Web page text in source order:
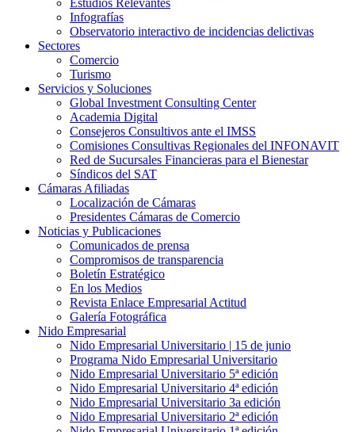
Estudios Relevantes
Infografías
Observatorio interactivo de incidencias delictivas
Sectores
Comercio
Turismo
Servicios y Soluciones
Global Investment Consulting Center
Academia Digital
Consejeros Consultivos ante el IMSS
Comisiones Consultivas Regionales del INFONAVIT
Red de Sucursales Financieras para el Bienestar
Síndicos del SAT
Cámaras Afiliadas
Localización de Cámaras
Presidentes Cámaras de Comercio
Noticias y Publicaciones
Comunicados de prensa
Compromisos de transparencia
Boletín Estratégico
En los Medios
Revista Enlace Empresarial Actitud
Galería Fotográfica
Nido Empresarial
Nido Empresarial Universitario | 15 de junio
Programa Nido Empresarial Universitario
Nido Empresarial Universitario 5ª edición
Nido Empresarial Universitario 4ª edición
Nido Empresarial Universitario 3a edición
Nido Empresarial Universitario 2ª edición